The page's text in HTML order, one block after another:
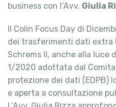
business con l’Avv. Giulia
Il Colin Focus Day di
dei trasferimenti dati extra
Schrems II, anche alla luce
1/2020 adottata dal
protezione dei dati (EDPB)
e aperta a consultazione